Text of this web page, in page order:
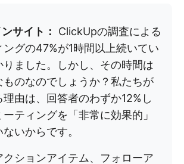
サイト：
ClickUpの調査による
ングの47%が1時間以上続いてい
りました。しかし、その時間は
ものなのでしょうか？私たちが
由は、回答者のわずか12%し
ティングを「非常に効果的」
いからです。
ションアイテム、フォローア